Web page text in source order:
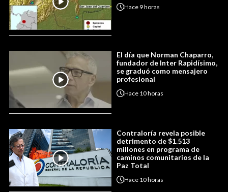
Hace 9 horas
El día que Norman Chaparro,
fundador de Inter Rapidísimo,
se graduó como mensajero
profesional
Hace 10 horas
Contraloría revela posible
detrimento de $1.513
millones en programa de
caminos comunitarios de la
Paz Total
Hace 10 horas